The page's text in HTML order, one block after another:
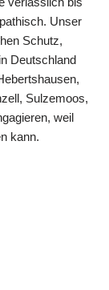
Unser
Schutz,
Deutschland
Sulzemoos,
weil
kann.